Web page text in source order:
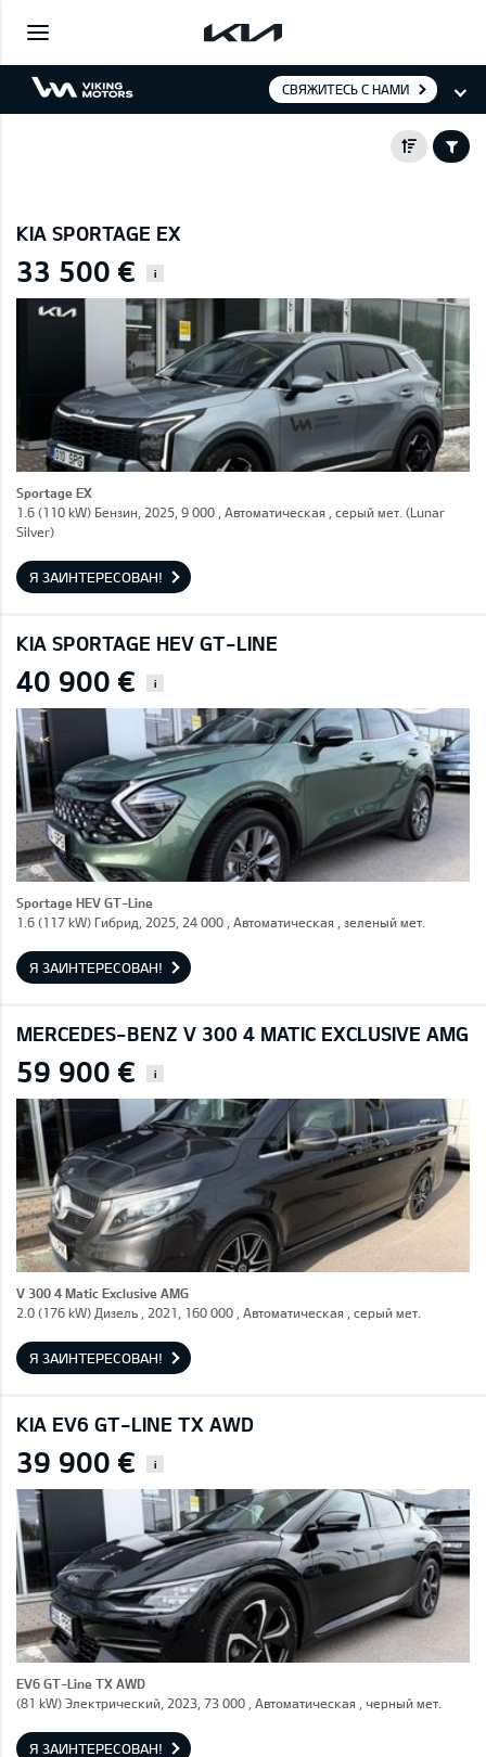
СВЯЖИТЕСЬ С НАМИ
KIA SPORTAGE EX
33 500 € i
Sportage EX
1.6 (110 kW) Бензин, 2025, 9 000 , Автоматическая , серый мет. (Lunar
Silver)
Я ЗАИНТЕРЕСОВАН!
KIA SPORTAGE HEV GT-LINE
40 900 € i
Sportage HEV GT-Line
1.6 (117 kW) Гибрид, 2025, 24 000 , Автоматическая , зеленый мет.
Я ЗАИНТЕРЕСОВАН!
MERCEDES-BENZ V 300 4 MATIC EXCLUSIVE AMG
59 900 € i
V 300 4 Matic Exclusive AMG
2.0 (176 kW) Дизель , 2021, 160 000 , Автоматическая , серый мет.
Я ЗАИНТЕРЕСОВАН!
KIA EV6 GT-LINE TX AWD
39 900 € i
EV6 GT-Line TX AWD
(81 kW) Электрический, 2023, 73 000 , Автоматическая , черный мет.
Я ЗАИНТЕРЕСОВАН!